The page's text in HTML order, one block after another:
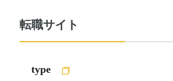
転職サイト
type